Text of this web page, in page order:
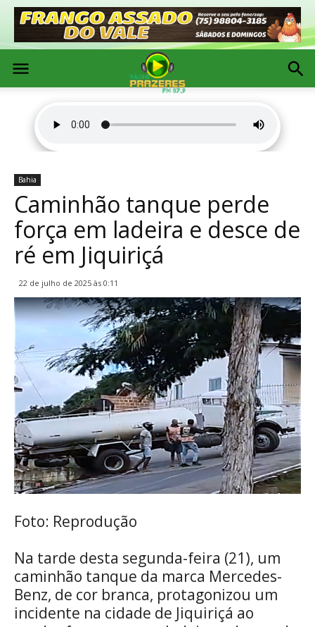
Bahia
Caminhão tanque perde
força em ladeira e desce de
ré em Jiquiriçá
22 de julho de 2025 às 0:11
Foto: Reprodução
Na tarde desta segunda-feira (21), um
caminhão tanque da marca Mercedes-
Benz, de cor branca, protagonizou um
incidente na cidade de Jiquiriçá ao